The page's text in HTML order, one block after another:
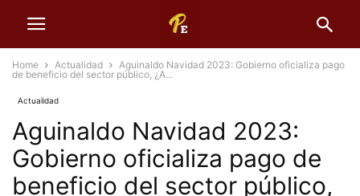
Home Actualidad
Aguinaldo Navidad 2023: Gobierno oficializa pago
de beneficio del sector público, ¿A...
Actualidad
Aguinaldo Navidad 2023:
Gobierno oficializa pago de
beneficio del sector público,